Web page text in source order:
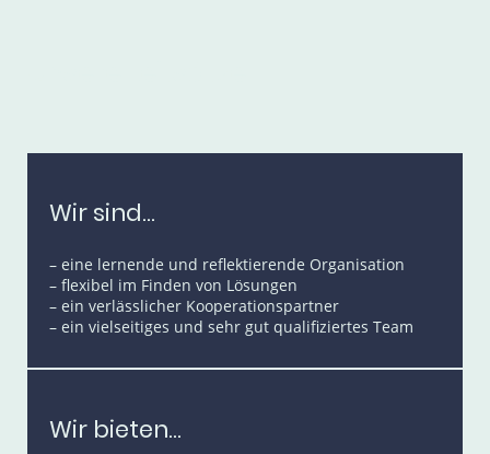
Wir sind...
– eine lernende und reflektierende Organisation
– flexibel im Finden von Lösungen
– ein verlässlicher Kooperationspartner
– ein vielseitiges und sehr gut qualifiziertes Team
Wir bieten...